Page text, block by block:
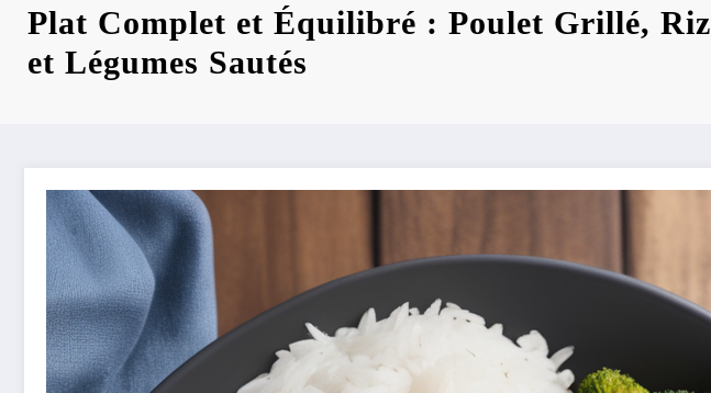
Plat Complet et Équilibré : Poulet Grillé, Riz
et Légumes Sautés